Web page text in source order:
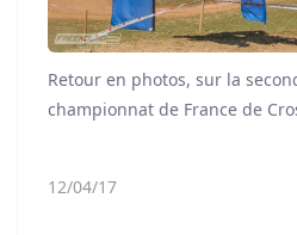
Retour en photos, sur la
championnat de France de
12/04/17